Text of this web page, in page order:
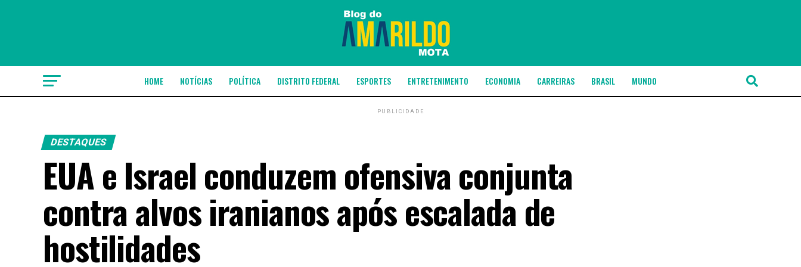
HOME NOTÍCIAS POLÍTICA DISTRITO FEDERAL ESPORTES ENTRETENIMENTO ECONOMIA CARREIRAS BRASIL MUNDO
PUBLICIDADE
DESTAQUES
EUA e Israel conduzem ofensiva conjunta
contra alvos iranianos após escalada de
hostilidades